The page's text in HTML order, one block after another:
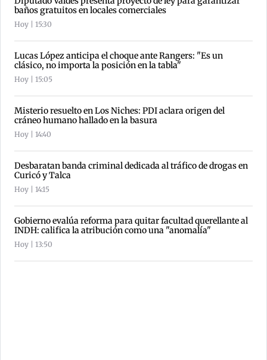
baños gratuitos en locales comerciales
Hoy | 15:30
Lucas López anticipa el choque ante Rangers: "Es un
clásico, no importa la posición en la tabla"
Hoy | 15:05
Misterio resuelto en Los Niches: PDI aclara origen del
cráneo humano hallado en la basura
Hoy | 14:40
Desbaratan banda criminal dedicada al tráfico de drogas en
Curicó y Talca
Hoy | 14:15
Gobierno evalúa reforma para quitar facultad querellante al
INDH: califica la atribución como una "anomalía"
Hoy | 13:50